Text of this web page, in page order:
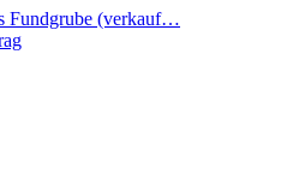
Fundgrube (verkauf…